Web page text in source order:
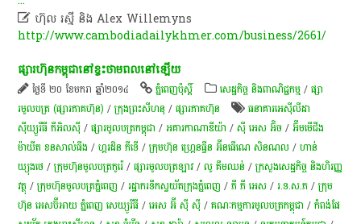
 ហ៊ុល រស្មី និង Alex Willemyns
http://www.cambodiadailykhmer.com/business/2661/
ផ្សារ​ហ៊ុន​កម្ពុជា​នៅ​ខ្វះ​ថាមពល​នៅឡើយ​
ថ្ងៃទី ២០ ខែមករា ឆ្នាំ២០១៤ ភ្នំពេញប៉ុស្តិ៍ សេដ្ឋកិច្ច និងពាណិជ្ជកម្ម /ផ្សា
រមូលបត្រ (ផ្សារភាគហ៊ុន) /ក្រុងព្រះសីហនុ /ផ្សារភាគហ៊ុន
ធនាគារអេស៊ីលីដា
ស៊ីឃ្យួរឹធី ភីអិលស៊ី/ផ្សារមូលបត្រកម្ពុជា /អគារកាណាឌីយ៉ា /ស៊ី អេស​ អ៊ិច /អ៊ីមមើជីង
ម៉ាឃីត ខនសាល់ធីង /ហ្គរដិន ភីទើ /ក្រុមហ៊ុន ហ្រ្គេនធ្វីន អ៊ីនធើណេ សិនណល /ហាន់
ឃ្យុងថេ /ក្រុមហ៊ុនមូលបត្រកូរ៉េ /ផ្សារមូលបត្រឡាវ /លូ គឹមឈន់ /ក្រសួងសេដ្ឋកិច្ច និងហិរញ្ញ
វត្ថុ /ក្រុម​ហ៊ុន​មូល​បត្រ​ភ្នំ​ពេញ​ /រដ្ឋា​ករទឹកស្វយ័តក្រុងភ្នំពេញ /ភី​ ភី អេស /រ.ទ.ស.ភ /ក្រុម​
ហ៊ុន​ អេសប៊ីអាយ ភ្នំពេញ សេឃ្យូរីធី /អេស អ៊ី ស៊ី ស៊ី /គណៈកម្មការមូលបត្រកម្ពុជា /កំពង់ផែ